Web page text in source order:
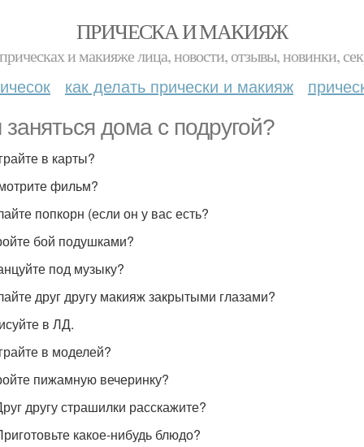
ПРИЧЕСКА И МАКИЯЖ
и макияже лица, новости, отзывы, новинки,
как делать прически и макияж
дома с подругой?
в карты?
фильм?
попкорн (если он у вас есть?
бой подушками?
под музыку?
друг другу макияж закрытыми глазами?
в ЛД.
в моделей?
пижамную вечеринку?
другу страшилки расскажите?
какое-нибудь блюдо?